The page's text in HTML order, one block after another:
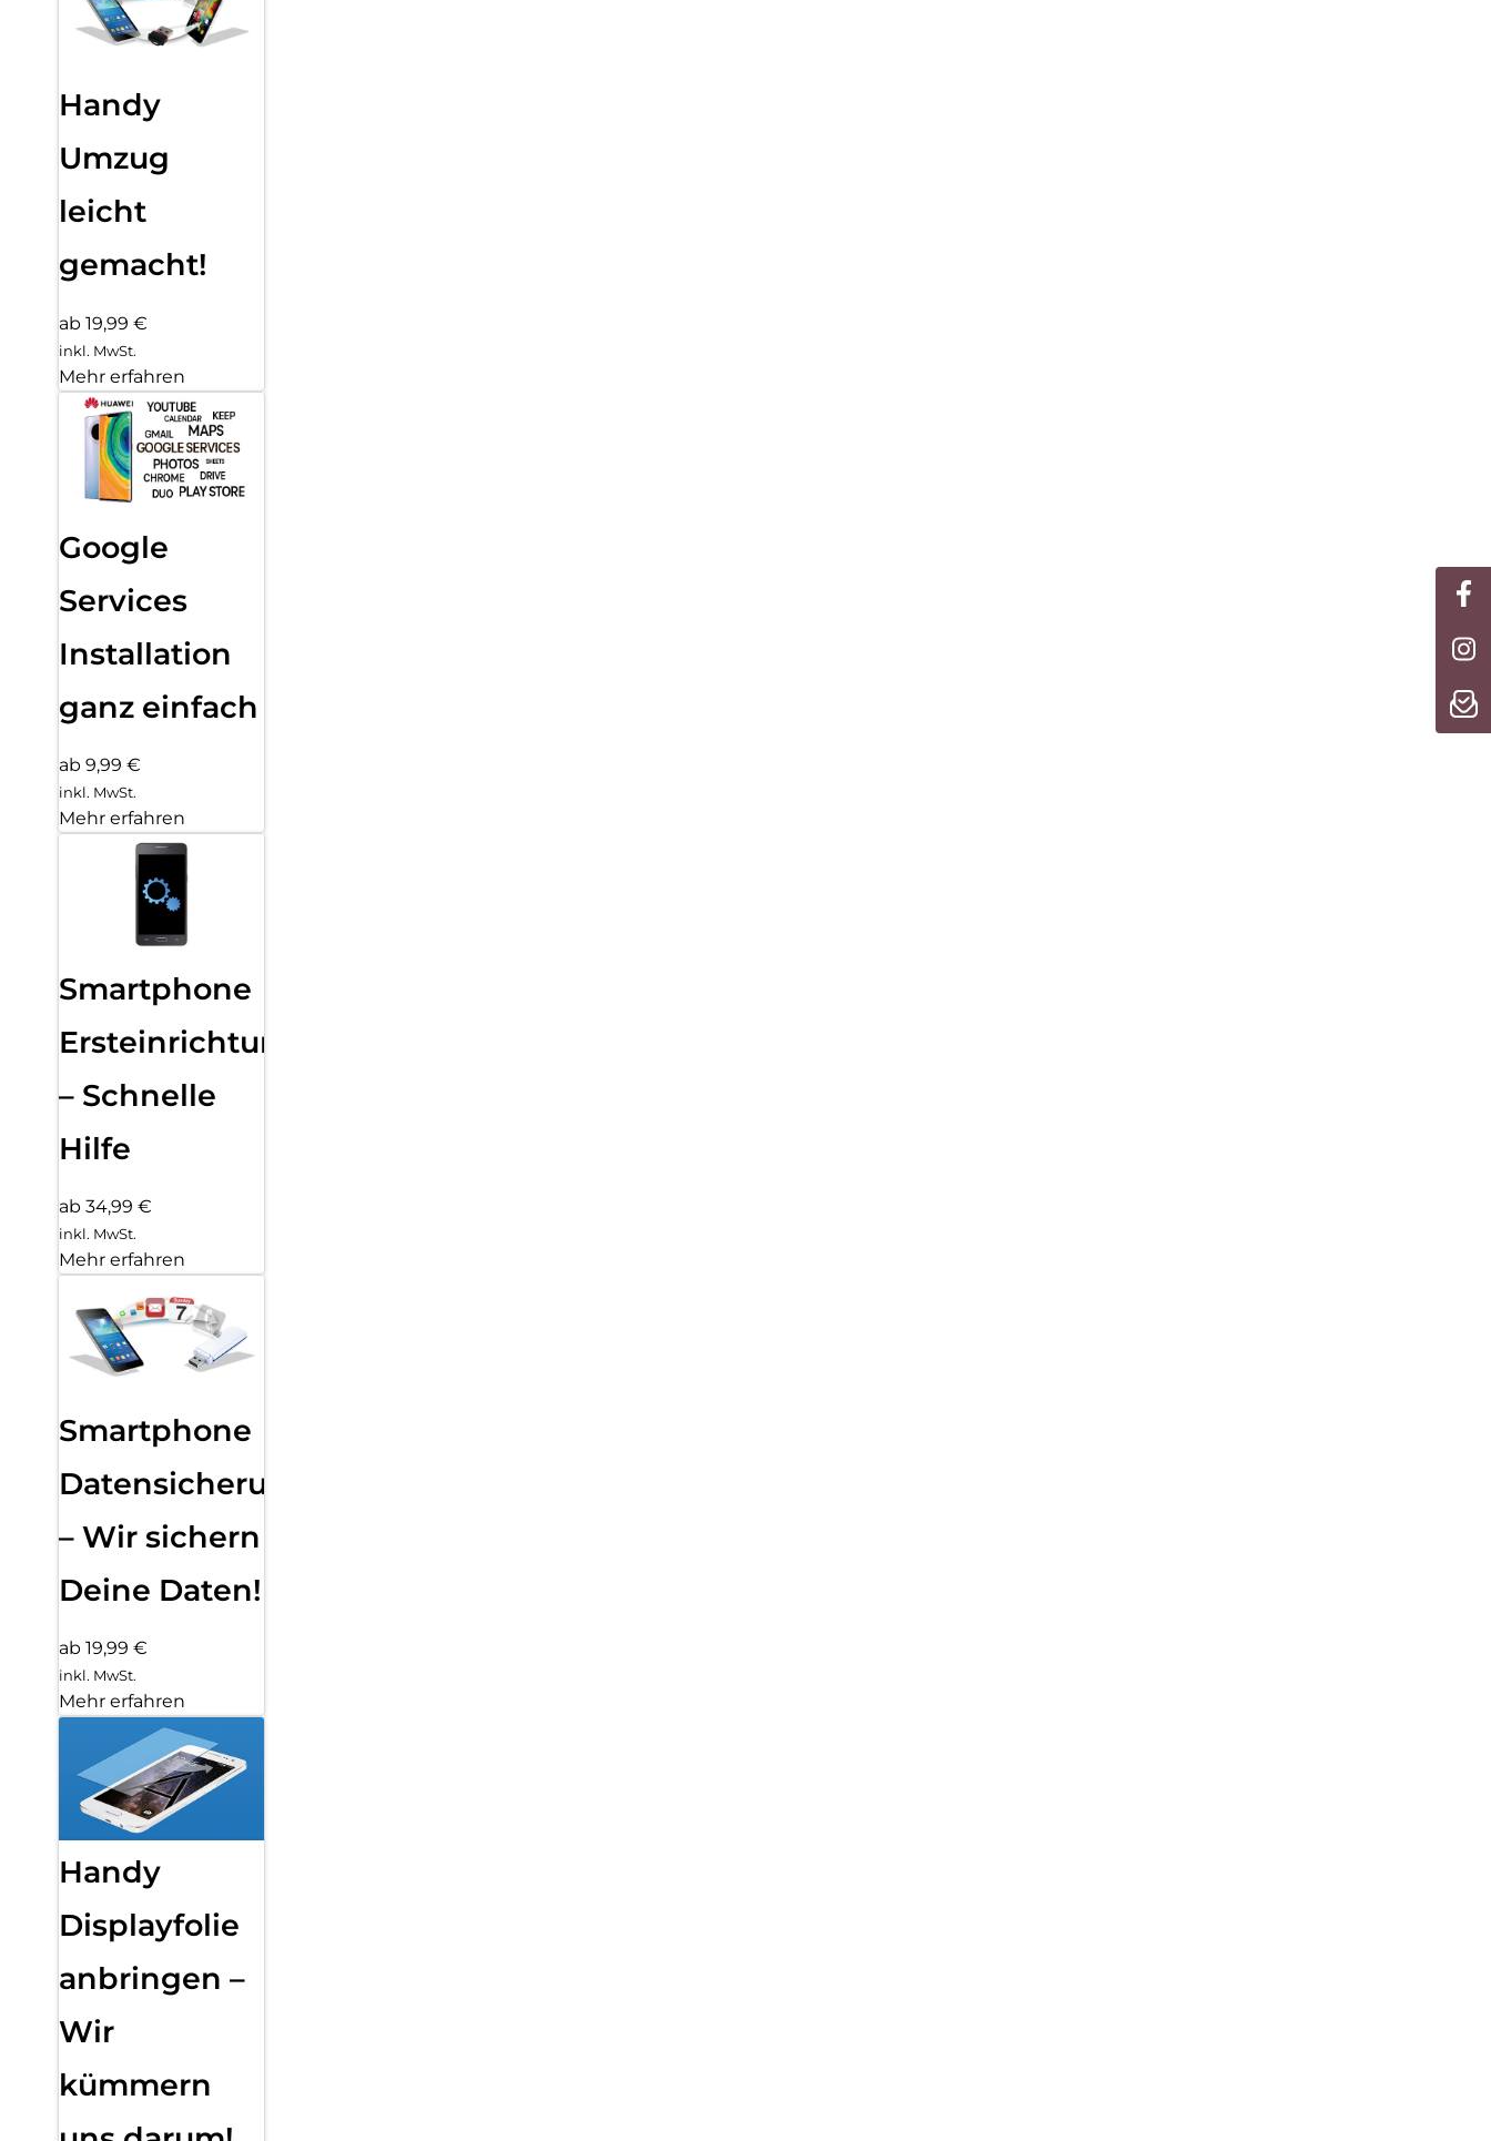
Handy
Umzug
leicht
gemacht!
ab 19,99 €
inkl. MwSt.
Mehr erfahren
Google
Services
Installation
ganz einfach
ab 9,99 €
inkl. MwSt.
Mehr erfahren
Smartphone
Ersteinrichtung
– Schnelle
Hilfe
ab 34,99 €
inkl. MwSt.
Mehr erfahren
Smartphone
Datensicherung
– Wir sichern
Deine Daten!
ab 19,99 €
inkl. MwSt.
Mehr erfahren
Handy
Displayfolie
anbringen –
Wir
kümmern